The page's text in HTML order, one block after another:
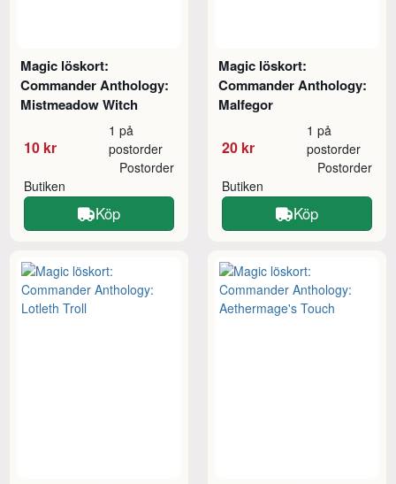
Magic löskort:
Commander Anthology:
Mistmeadow Witch
10 kr
1 på
postorder
Butiken
Postorder
Köp
Magic löskort:
Commander Anthology:
Malfegor
20 kr
1 på
postorder
Butiken
Postorder
Köp